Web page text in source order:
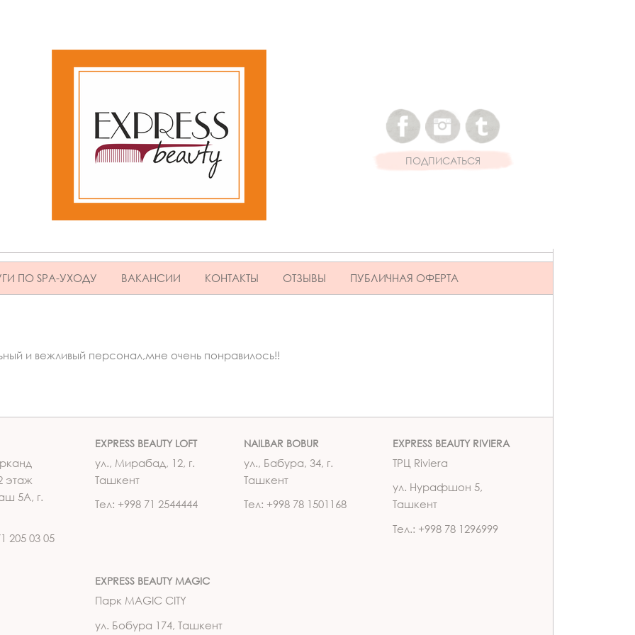
ПОДПИСАТЬСЯ
ПО SPA-УХОДУ ВАКАНСИИ КОНТАКТЫ ОТЗЫВЫ ПУБЛИЧНАЯ ОФЕРТА
и вежливый персонал,мне очень понравилось!!
этаж
5А, г.
205 03 05
EXPRESS BEAUTY LOFT
ул., Мирабад, 12, г.
Ташкент
Тел: +998 71 2544444
NAILBAR BOBUR
ул., Бабура, 34, г.
Ташкент
Тел: +998 78 1501168
EXPRESS BEAUTY RIVIERA
ТРЦ Riviera
ул. Нурафшон 5,
Ташкент
Тел.: +998 78 1296999
EXPRESS BEAUTY MAGIC
Парк MAGIC CITY
ул. Бобура 174, Ташкент